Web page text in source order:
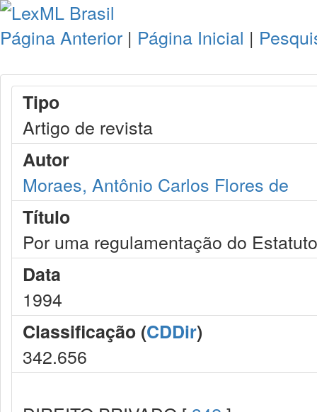
Página Anterior | Página Inicial |
Tipo
Artigo de revista
Autor
Moraes, Antônio Carlos Flores de
Título
Por uma regulamentação do
Data
1994
Classificação (CDDir)
342.656